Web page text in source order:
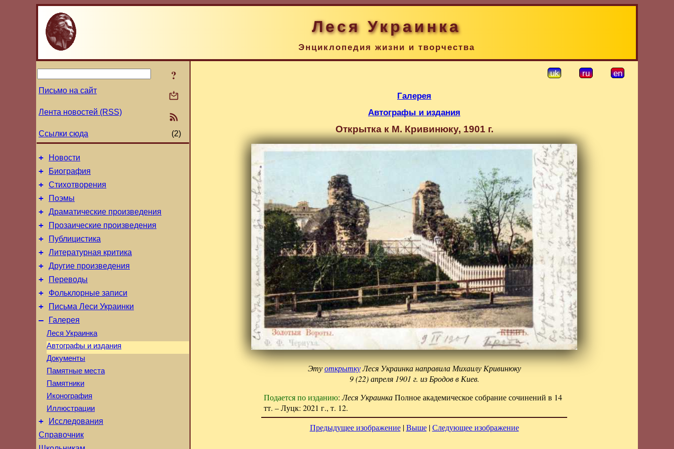
Леся Украинка
Энциклопедия жизни и творчества
?
Письмо на сайт
Лента новостей (RSS)
Ссылки сюда (2)
+ Новости
+ Биография
+ Стихотворения
+ Поэмы
+ Драматические произведения
+ Прозаические произведения
+ Публицистика
+ Литературная критика
+ Другие произведения
+ Переводы
+ Фольклорные записи
+ Письма Леси Украинки
– Галерея
Леся Украинка
Автографы и издания
Документы
Памятные места
Памятники
Иконография
Иллюстрации
+
Исследования
Справочник
uk ru en
Галерея
Автографы и издания
Открытка к М. Кривинюку, 1901 г.
ЭтуоткрыткуЛеся Украинка направила Михаилу Кривинюку
9 (22) апреля 1901 г. из Бродов в Киев.
Подается по изданию:Леся УкраинкаПолное академическое собрание сочинений в 14
тт. – Луцк: 2021 г., т. 12.
Предыдущее изображение|Выше|Следующее изображение